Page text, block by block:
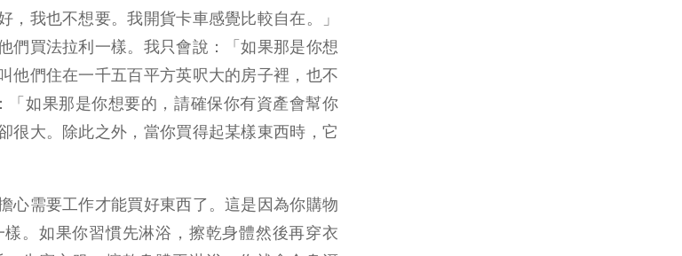
我也不想要。我開貨卡車感覺比較自在。」
們買法拉利一樣。我只會說：「如果那是你想
他們住在一千五百平方英呎大的房子裡，也不
如果那是你想要的，請確保你有資產會幫你
很大。除此之外，當你買得起某樣東西時，它
心需要工作才能買好東西了。這是因為你購物
。如果你習慣先淋浴，擦乾身體然後再穿衣